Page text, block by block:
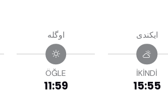
اوگله
ÖĞLE
11:59
ايكندى
İKİNDİ
15:55